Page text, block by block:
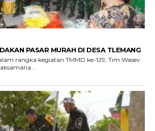
PASAR MURAH DI DESA TLEMANG
rangka kegiatan TMMD ke-129, Tim Wasev